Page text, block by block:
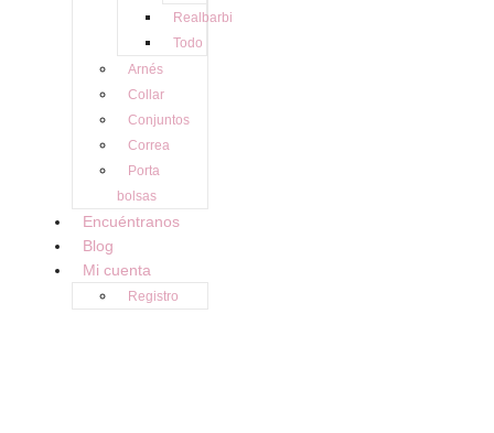
Realbarbi
Todo
Arnés
Collar
Conjuntos
Correa
Porta
bolsas
Encuéntranos
Blog
Mi cuenta
Registro
funcione lo
mejor posible
rechaza estas
funcionalidades
de la web.
Marketing